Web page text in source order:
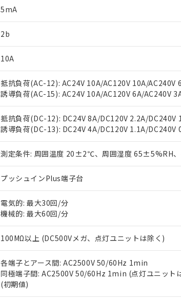
5mA
2b
10A
抵抗負荷(AC-12): AC24V 10A/AC120V 10A/AC240V
誘導負荷(AC-15): AC24V 10A/AC120V 6A/AC240V
抵抗負荷(DC-12): DC24V 8A/DC120V 2.2A/DC240V
誘導負荷(DC-13): DC24V 4A/DC120V 1.1A/DC240V
測定条件: 周囲温度 20±2℃、周囲湿度 65±5%RH
プッシュインPlus端子台
電気的: 最大30回/分
機械的: 最大60回/分
100MΩ以上 (DC500Vメガ、点灯ユニットは除く)
各端子とアース間: AC2500V 50/60Hz 1min
同極端子間: AC2500V 50/60Hz 1min (点灯ユニット
(初期値)
い。
正式な納期状況および標準価格はお客様の
当社販売員にご相談ください。
オムロン制御機器販売店や当社販売拠点は「
在庫状況および標準価格結果を当社の事前
す。
マイパーツ機能（部品リスト作成サービス
お客様が当ウェブサイト上で当社にご登録
が、当社の製品・サービスに関するお客様
さい。
※当社の共同利用者とは、"個人情報の共同
いる法人を指します。
但し、RoHS指令で産業用監視および制御機器に対する適用除外
※2 対応予定月
部品在庫の切り替え状況などにより、予定月が前
※3 非含有証明書ダウンロード
下記の非含有証明書をダウンロードすることがで
EU RoHS指令（10物質）の非含有証明書
51物質の非含有証明書（当社基準）
※本証明書は発行日時点で非含有を証明するもの
また、RoHS指令のフタル酸エステル類４物質の
混在することから備考欄に対応日を記載しており
り割愛しております。
「○」：最大均質材料含有率が中国RoHSの基準
「×」：最大均質材料含有率が中国RoHSの基準値
*中国RoHS10物質の基準値 (GB/T26572)：
Pb(鉛) :1000ppm、 Hg(水銀) : 1000ppm、 Cd(カドミウム) :
Cr(Ⅵ)(六価クロム) : 1000ppm、 PBBs(ポリ臭化ビフェニル類) :
DBP(フタル酸ジブチル) : 1000ppm、 DIBP(フタル酸ジイソブ
DEHP(フタル酸ビス(2-エチルヘキシル)) : 1000ppm
※2 環境保護使用期限
「ｅ」：有害物質（10物質）のすべてが基準値以
「10」：通常の使用状況下において有害物質が外
味します。
当社は、これら貴社製品のうち、外国為替
当社は貴社製品を、核兵器、ミサイル、化
置等に一切使用いたしません。
当社は、貴社製品を第三者に販売する場合
また当社は、販売先および販売に係わる関
たしません。
号
○ 一定数以上の在庫あり
△ 一定数には満たないが在庫あり
－
在庫なし(最新の在庫状況については、
機器販売店・当社販売員にご確認くだ
空
白
受注生産機種、また在庫状況の情報を